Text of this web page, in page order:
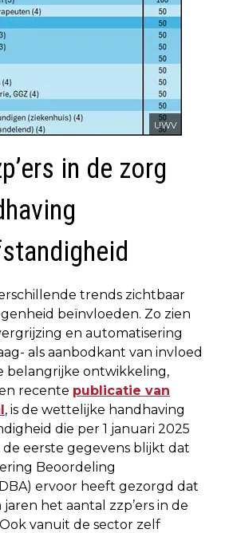
UWV
in de zorg
trends zichtbaar
beïnvloeden. Zo zien
en automatisering
als aanbodkant van invloed
belangrijke ontwikkeling,
recente publicatie van
, is de wettelijke handhaving
die per 1 januari 2025
de eerste gegevens blijkt dat
Beoordeling
ervoor heeft gezorgd dat
het aantal zzp’ers in de
vanuit de sector zelf